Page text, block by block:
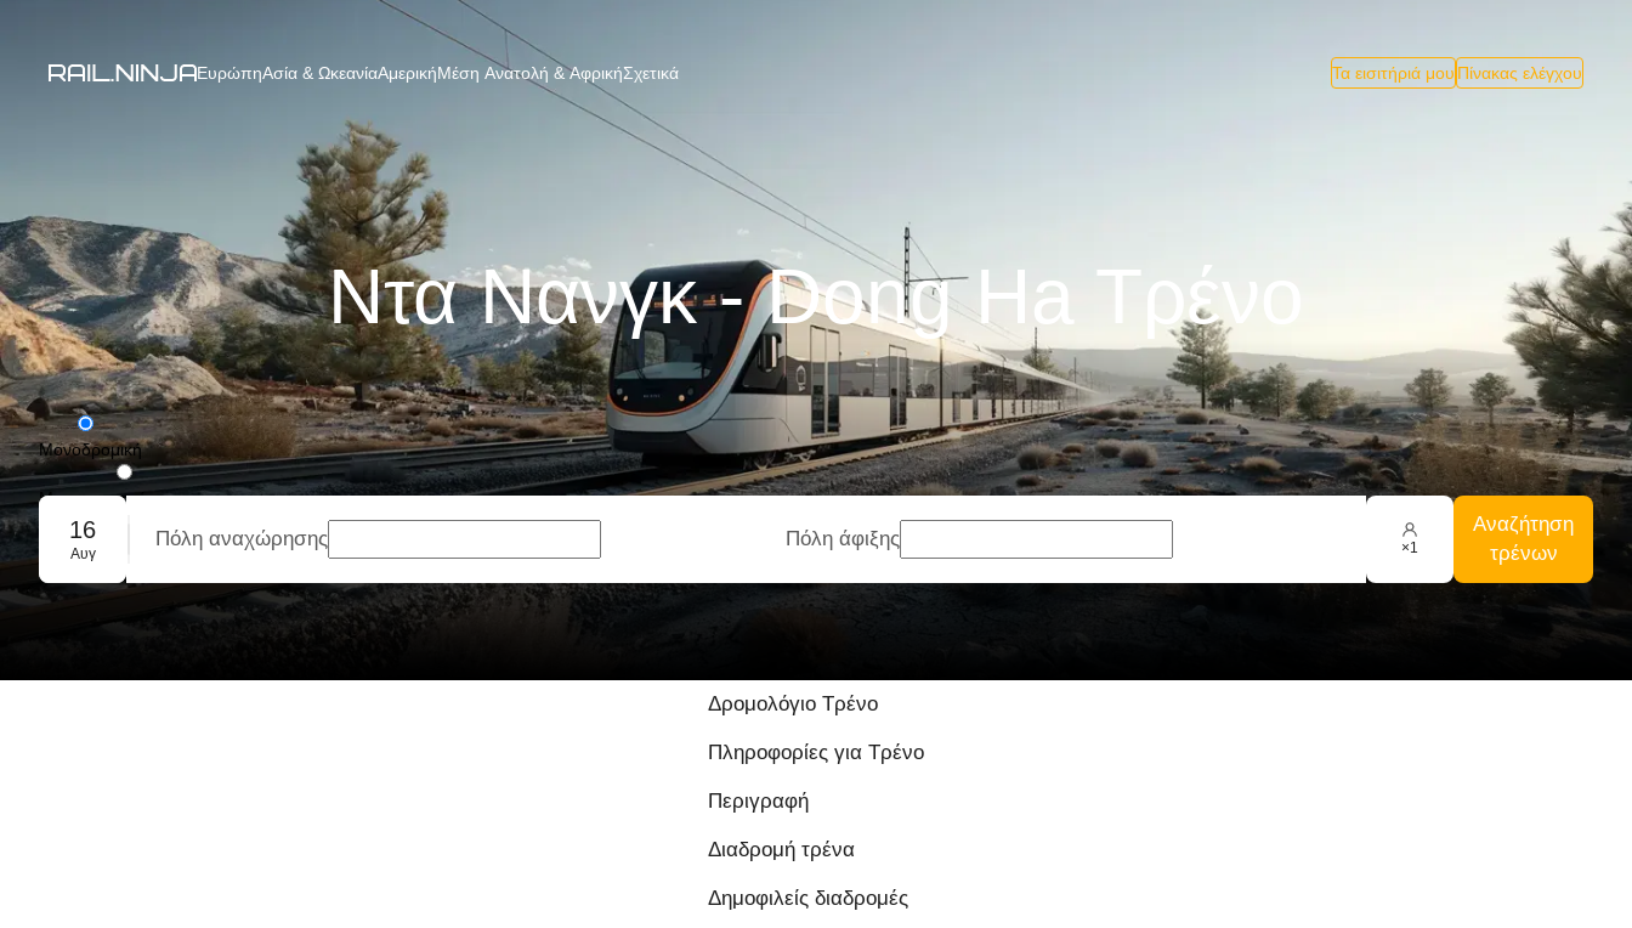
ΕυρώπηΑσία & ΩκεανίαΑμερικήΜέση Ανατολή & ΑφρικήΣχετικά Τα εισιτήριά μου Πίνακας ελέγχου
Ντα Νανγκ - Dong Ha Tρένο
Μονοδρομική
Με επιστροφή
Ομαδική κράτηση
16
Αυγ
Πόλη αναχώρησης Πόλη άφιξης ×1
Αναζήτηση
τρένων
Δρομολόγιο Τρένο
Πληροφορίες για Τρένο
Περιγραφή
Διαδρομή τρένα
Δημοφιλείς διαδρομές